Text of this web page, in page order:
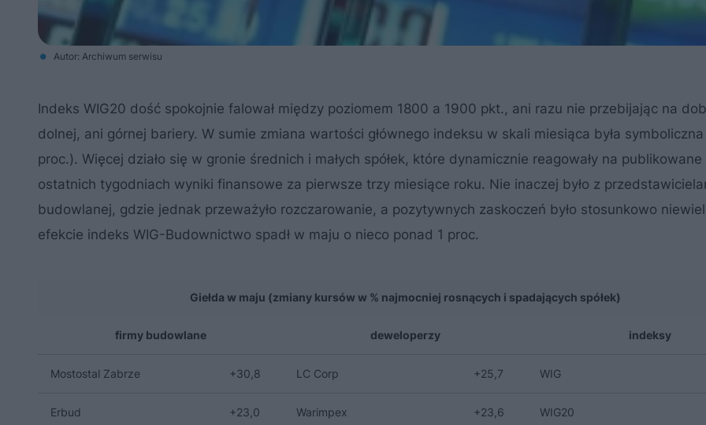
Autor: Archiwum serwisu
Indeks WIG20 dość spokojnie falował między poziomem 1800 a 1900 pkt., ani razu nie przebijając na
dolnej, ani górnej bariery. W sumie zmiana wartości głównego indeksu w skali miesiąca była
proc.). Więcej działo się w gronie średnich i małych spółek, które dynamicznie reagowały na publikowane
ostatnich tygodniach wyniki finansowe za pierwsze trzy miesiące roku. Nie inaczej było z
budowlanej, gdzie jednak przeważyło rozczarowanie, a pozytywnych zaskoczeń było stosunkowo
efekcie indeks WIG-Budownictwo spadł w maju o nieco ponad 1 proc.
Giełda w maju (zmiany kursów w % najmocniej rosnących i spadających spółek)
firmy budowlane deweloperzy indeksy
Mostostal Zabrze +30,8 LC Corp +25,7 WIG
Erbud +23,0 Warimpex +23,6 WIG20